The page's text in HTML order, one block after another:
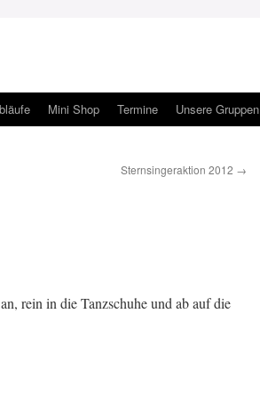
Mini Shop Termine Unsere Gruppen
Sternsingeraktion 2012 →
rein in die Tanzschuhe und ab auf die